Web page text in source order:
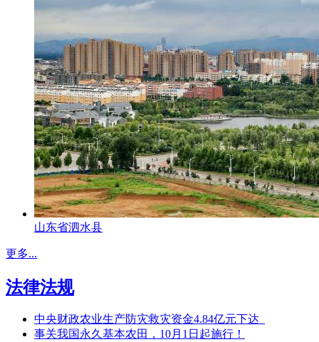
山东省泗水县
更多...
法律法规
中央财政农业生产防灾救灾资金4.84亿元下达
事关我国永久基本农田，10月1日起施行！